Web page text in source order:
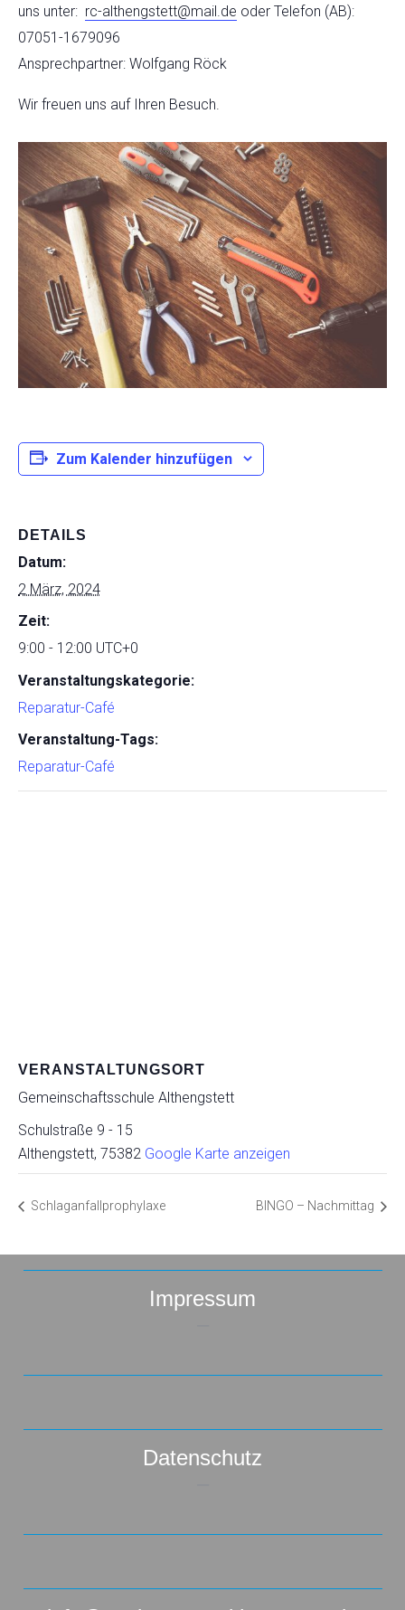
uns unter: rc-althengstett@mail.de oder Telefon (AB):
07051-1679096
Ansprechpartner: Wolfgang Röck
Wir freuen uns auf Ihren Besuch.
Zum Kalender hinzufügen
DETAILS
Datum:
2 März, 2024
Zeit:
9:00 - 12:00 UTC+0
Veranstaltungskategorie:
Reparatur-Café
Veranstaltung-Tags:
Reparatur-Café
VERANSTALTUNGSORT
Gemeinschaftsschule Althengstett
Schulstraße 9 - 15
Althengstett, 75382 Google Karte anzeigen
Schlaganfallprophylaxe BINGO – Nachmittag
Impressum
Datenschutz